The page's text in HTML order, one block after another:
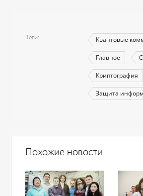
Теги Квантовые
Главное
Криптография
Защита
Похожие новости